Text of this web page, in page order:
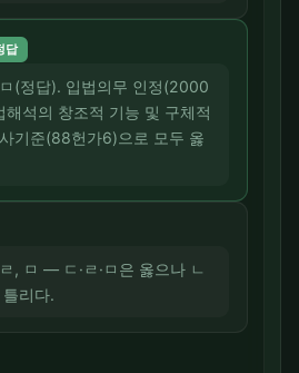
답
(정답). 입법의무 인정(2000
해석의 창조적 기능 및 구체적
기준(88헌가6)으로 모두 옳
, ㅁ — ㄷ·ㄹ·ㅁ은 옳으나 ㄴ
리다.